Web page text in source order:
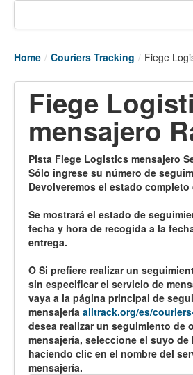
Tracking links
Couriers Tracking
Air Cargo Tracking
Vessel Tracking
Port Of Calls
Home / Couriers Tracking / Fiege
Fiege
mensajero
Pista Fiege Logistics mensajero
Sólo ingrese su número de
Devolveremos el estado
Se mostrará el estado de
fecha y hora de recogida a la
entrega.
O Si prefiere realizar un
sin especificar el servicio de
vaya a la página principal de
mensajería alltrack.org/es/
desea realizar un seguimiento de
mensajería, seleccione el suyo de
haciendo clic en el nombre del
mensajería.